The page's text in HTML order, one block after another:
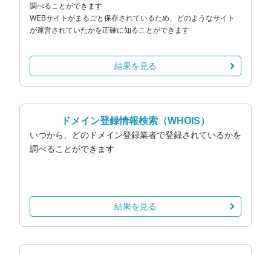
調べることができます
WEBサイトがまるごと保存されているため、どのようなサイト
が運営されていたかを正確に知ることができます
結果を見る
ドメイン登録情報検索 （WHOIS）
いつから、どのドメイン登録業者で登録されているかを
調べることができます
結果を見る